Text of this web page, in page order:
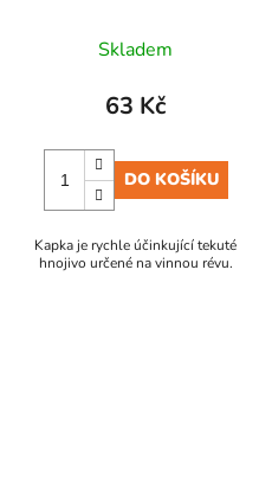
Skladem
63 Kč
DO KOŠÍKU
Kapka je rychle účinkující tekuté
hnojivo určené na vinnou révu.